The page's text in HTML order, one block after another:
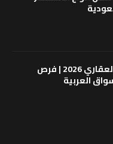
دليل الاستثمار العقاري 2026 | فرص
العربية